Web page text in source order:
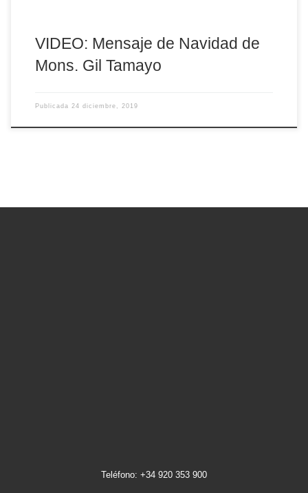
VIDEO: Mensaje de Navidad de
Mons. Gil Tamayo
Publicada 24 diciembre, 2019
Teléfono: +34 920 353 900